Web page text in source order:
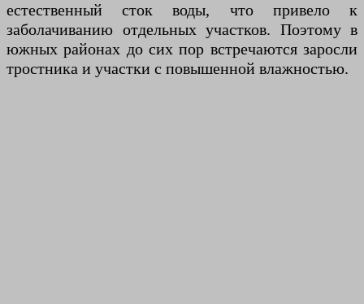
естественный сток воды, что привело к
заболачиванию отдельных участков. Поэтому в
южных районах до сих пор встречаются заросли
тростника и участки с повышенной влажностью.